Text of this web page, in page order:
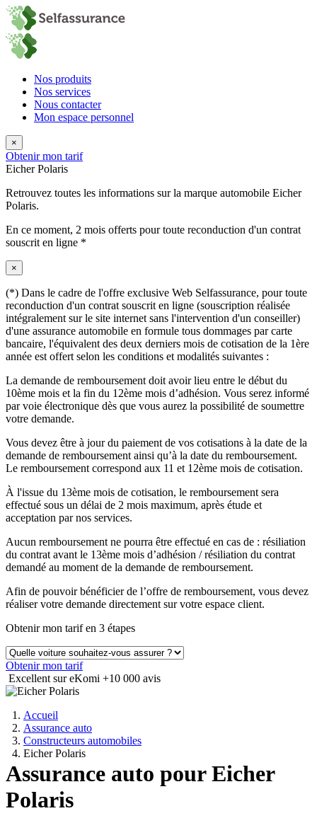
Nos produits
Nos services
Nous contacter
Mon espace personnel
×
Obtenir mon tarif
Eicher Polaris
Retrouvez toutes les informations sur la marque automobile Eicher
Polaris.
En ce moment, 2 mois offerts pour toute reconduction d'un contrat
souscrit en ligne *
×
(*) Dans le cadre de l'offre exclusive Web Selfassurance, pour toute
reconduction d'un contrat souscrit en ligne (souscription réalisée
intégralement sur le site internet sans l'intervention d'un conseiller)
d'une assurance automobile en formule tous dommages par carte
bancaire, l'équivalent des deux derniers mois de cotisation de la 1ère
année est offert selon les conditions et modalités suivantes :
La demande de remboursement doit avoir lieu entre le début du
10ème mois et la fin du 12ème mois d’adhésion. Vous serez informé
par voie électronique dès que vous aurez la possibilité de soumettre
votre demande.
Vous devez être à jour du paiement de vos cotisations à la date de la
demande de remboursement ainsi qu’à la date du remboursement.
Le remboursement correspond aux 11 et 12ème mois de cotisation.
À l'issue du 13ème mois de cotisation, le remboursement sera
effectué sous un délai de 2 mois maximum, après étude et
acceptation par nos services.
Aucun remboursement ne pourra être effectué en cas de : résiliation
du contrat avant le 13ème mois d’adhésion / résiliation du contrat
demandé au moment de la demande de remboursement.
Afin de pouvoir bénéficier de l’offre de remboursement, vous devez
réaliser votre demande directement sur votre espace client.
Obtenir mon tarif en 3 étapes
Obtenir mon tarif
Excellent sur eKomi +10 000 avis
Accueil
Assurance auto
Constructeurs automobiles
Eicher Polaris
Assurance auto pour Eicher
Polaris